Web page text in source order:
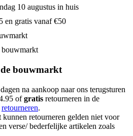
10 augustus in huis
en gratis vanaf €50
bouwmarkt
bouwmarkt
na aankoop naar ons terugsturen
ofgratis retourneren in de
retourneren.
retourneren gelden niet voor
verse/ bederfelijke artikelen zoals